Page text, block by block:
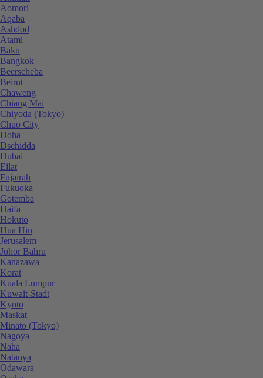
Aomori
Aqaba
Ashdod
Atami
Baku
Bangkok
Beerscheba
Beirut
Chaweng
Chiang Mai
Chiyoda (Tokyo)
Chuo City
Doha
Dschidda
Dubai
Eilat
Fujairah
Fukuoka
Gotemba
Haifa
Hokuto
Hua Hin
Jerusalem
Johor Bahru
Kanazawa
Korat
Kuala Lumpur
Kuwait-Stadt
Kyoto
Maskat
Minato (Tokyo)
Nagoya
Naha
Natanya
Odawara